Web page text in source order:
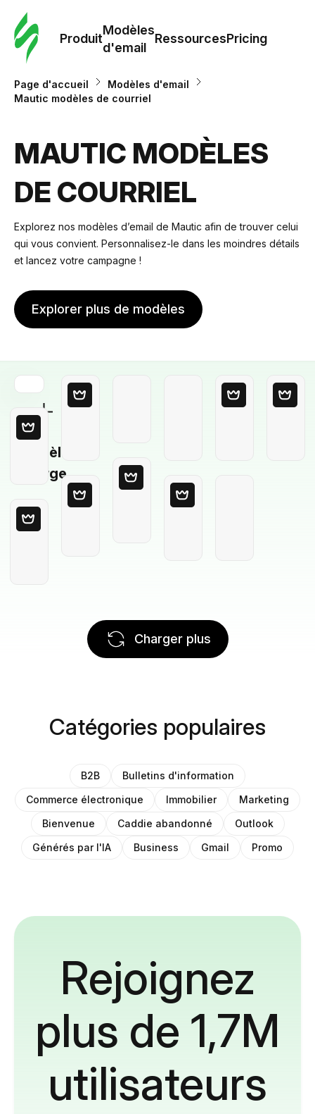
Produit
Modèles
d'email
RessourcesPricing
Page d'accueil
Modèles d'email
Mautic modèles de courriel
MAUTIC MODÈLES
DE COURRIEL
Explorez nos modèles d’email de Mautic afin de trouver celui
qui vous convient. Personnalisez-le dans les moindres détails
et lancez votre campagne !
Explorer plus de modèles
Modèle
Vierge
Charger plus
Catégories populaires
B2B
Bulletins d'information
Commerce électronique
Immobilier
Marketing
Bienvenue
Caddie abandonné
Outlook
Générés par l'IA
Business Gmail Promo
Rejoignez
plus de 1,7M
utilisateurs